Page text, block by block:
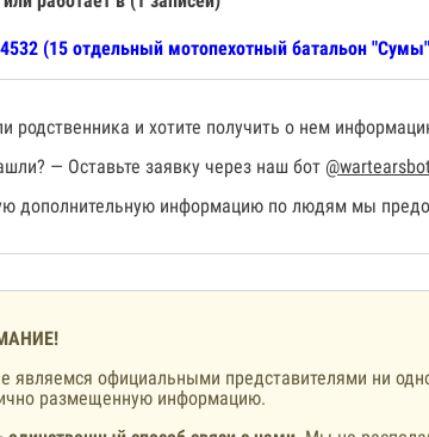
(15 отдельный мотопехотный батальон
родственника и хотите получить о нем
— Оставьте заявку через наш бот @wartearsbot
дополнительную информацию по людям мы
являемся официальными представителями ни
размещенную информацию.